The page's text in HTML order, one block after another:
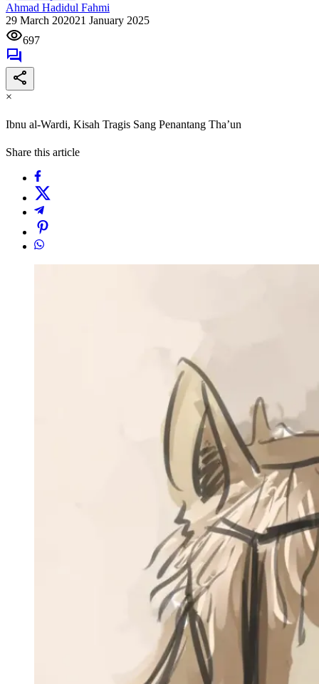
Ahmad Hadidul Fahmi
29 March 202021 January 2025
697
×
Ibnu al-Wardi, Kisah Tragis Sang Penantang Tha’un
Share this article